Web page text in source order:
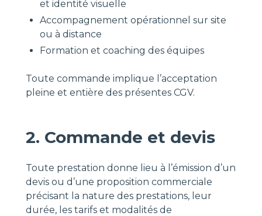
et identité visuelle
Accompagnement opérationnel sur site
ou à distance
Formation et coaching des équipes
Toute commande implique l’acceptation
pleine et entière des présentes CGV.
2. Commande et devis
Toute prestation donne lieu à l’émission d’un
devis ou d’une proposition commerciale
précisant la nature des prestations, leur
durée, les tarifs et modalités de